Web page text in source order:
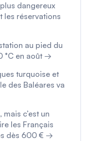
dangereux
les réservations
au pied du
°C en août →
turquoise et
des Baléares va
c’est un
les Français
dès 600 € →